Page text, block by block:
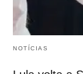
NOTÍCIAS